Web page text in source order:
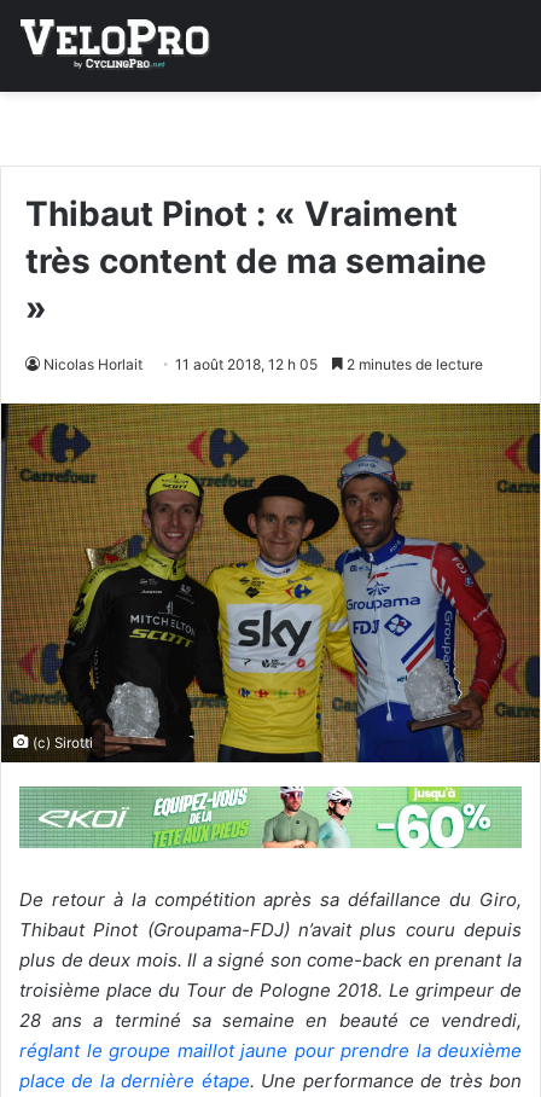
Thibaut Pinot : « Vraiment
très content de ma semaine
»
Nicolas Horlait 11 août 2018, 12 h 05 2 minutes de lecture
(c) Sirotti
De retour à la compétition après sa défaillance du Giro,
Thibaut Pinot (Groupama-FDJ) n’avait plus couru depuis
plus de deux mois. Il a signé son come-back en prenant la
troisième place du Tour de Pologne 2018. Le grimpeur de
28 ans a terminé sa semaine en beauté ce vendredi,
réglant le groupe maillot jaune pour prendre la deuxième
place de la dernière étape. Une performance de très bon